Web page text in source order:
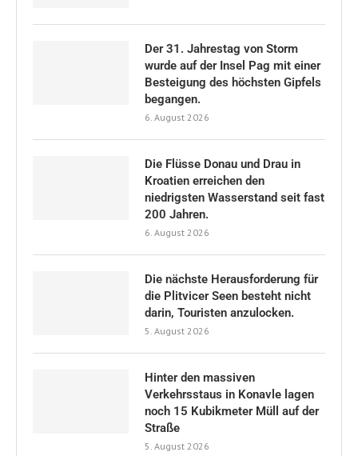
Der 31. Jahrestag von Storm
wurde auf der Insel Pag mit einer
Besteigung des höchsten Gipfels
begangen.
6. August 2026
Die Flüsse Donau und Drau in
Kroatien erreichen den
niedrigsten Wasserstand seit fast
200 Jahren.
6. August 2026
Die nächste Herausforderung für
die Plitvicer Seen besteht nicht
darin, Touristen anzulocken.
5. August 2026
Hinter den massiven
Verkehrsstaus in Konavle lagen
noch 15 Kubikmeter Müll auf der
Straße
5. August 2026